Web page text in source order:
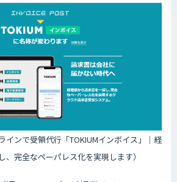
インで受領代行「TOKIUMインボイス」｜経
、完全なペーパレス化を実現します）